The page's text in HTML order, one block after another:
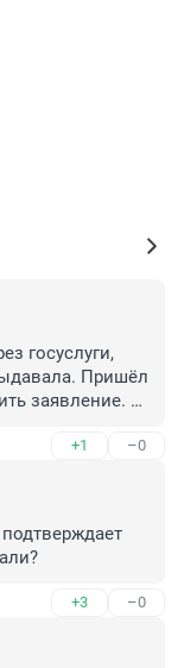
госуслуги,
Пришёл
заявление.
отдела
ещё раз,
со второго
+1 –0
+3 –0